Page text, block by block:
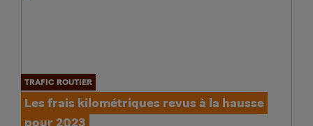
TRAFIC ROUTIER
Les frais kilométriques revus à la hausse
pour 2023